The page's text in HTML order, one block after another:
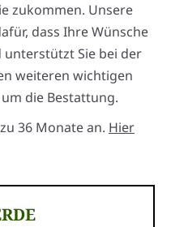
zukommen. Unsere
dass Ihre Wünsche
Sie bei der
weiteren wichtigen
die Bestattung.
36 Monate an. Hier